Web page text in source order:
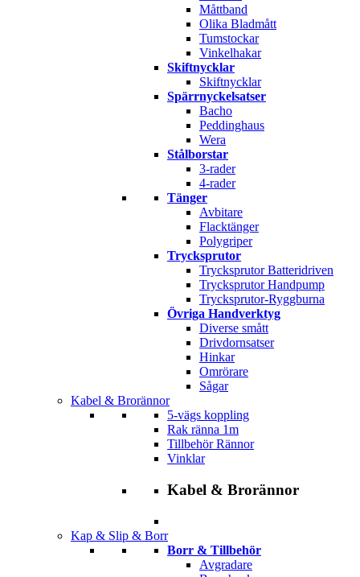
Måttband
Olika Bladmått
Tumstockar
Vinkelhakar
Skiftnycklar
Skiftnycklar
Spärrnyckelsatser
Bacho
Peddinghaus
Wera
Stålborstar
3-rader
4-rader
Tänger
Avbitare
Flacktänger
Polygriper
Trycksprutor
Trycksprutor Batteridriven
Trycksprutor Handpump
Trycksprutor-Ryggburna
Övriga Handverktyg
Diverse smått
Drivdornsatser
Hinkar
Omrörare
Sågar
Kabel & Brorännor
5-vägs koppling
Rak ränna 1m
Tillbehör Rännor
Vinklar
Kabel & Brorännor
Kap & Slip & Borr
Borr & Tillbehör
Avgradare